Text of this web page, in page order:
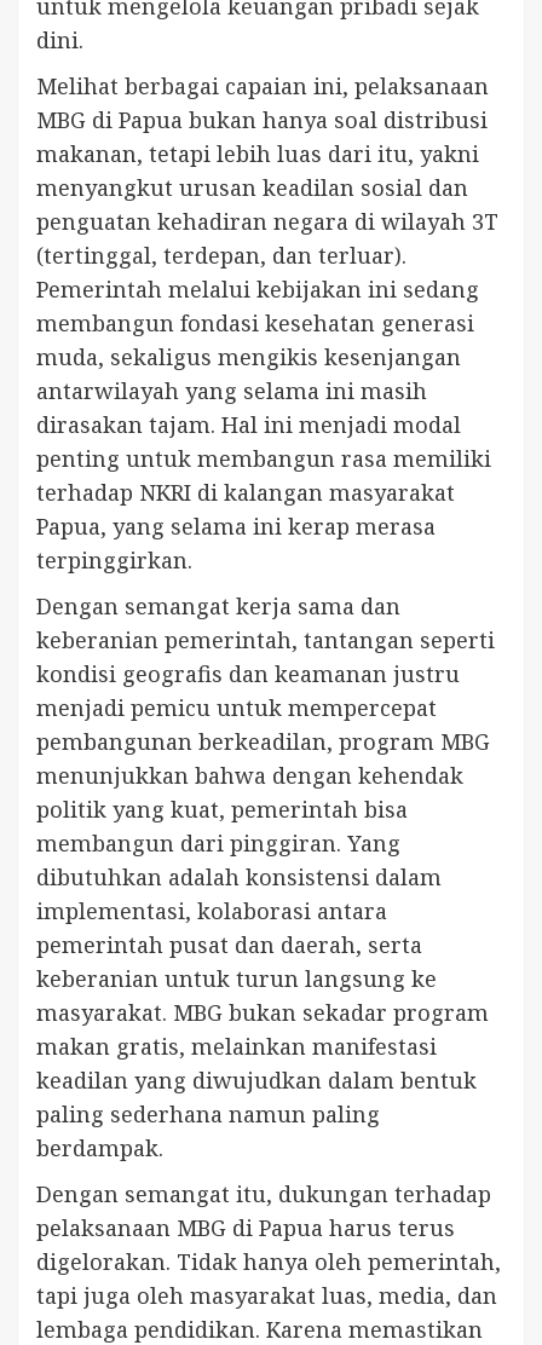
dini.
Melihat berbagai capaian ini, pelaksanaan
MBG di Papua bukan hanya soal distribusi
makanan, tetapi lebih luas dari itu, yakni
menyangkut urusan keadilan sosial dan
penguatan kehadiran negara di wilayah 3T
(tertinggal, terdepan, dan terluar).
Pemerintah melalui kebijakan ini sedang
membangun fondasi kesehatan generasi
muda, sekaligus mengikis kesenjangan
antarwilayah yang selama ini masih
dirasakan tajam. Hal ini menjadi modal
penting untuk membangun rasa memiliki
terhadap NKRI di kalangan masyarakat
Papua, yang selama ini kerap merasa
terpinggirkan.
Dengan semangat kerja sama dan
keberanian pemerintah, tantangan seperti
kondisi geografis dan keamanan justru
menjadi pemicu untuk mempercepat
pembangunan berkeadilan, program MBG
menunjukkan bahwa dengan kehendak
politik yang kuat, pemerintah bisa
membangun dari pinggiran. Yang
dibutuhkan adalah konsistensi dalam
implementasi, kolaborasi antara
pemerintah pusat dan daerah, serta
keberanian untuk turun langsung ke
masyarakat. MBG bukan sekadar program
makan gratis, melainkan manifestasi
keadilan yang diwujudkan dalam bentuk
paling sederhana namun paling
berdampak.
Dengan semangat itu, dukungan terhadap
pelaksanaan MBG di Papua harus terus
digelorakan. Tidak hanya oleh pemerintah,
tapi juga oleh masyarakat luas, media, dan
lembaga pendidikan. Karena memastikan